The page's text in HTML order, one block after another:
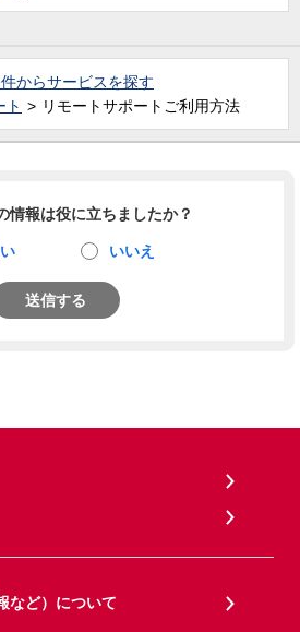
からサービスを探す
ト
リモートサポートご利用方法
情報は役に立ちましたか？
いいえ
送信する
など）について